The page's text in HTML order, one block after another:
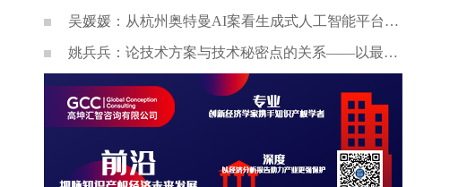
许可方时代
吴媛媛：从杭州奥特曼AI案看生成式人工智能平台的
侵权责任认定
姚兵兵：论技术方案与技术秘密点的关系——以最高
法院指导性案例香兰素案为例